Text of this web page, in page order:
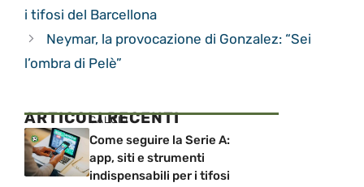
i tifosi del Barcellona
Neymar, la provocazione di Gonzalez: “Sei
l’ombra di Pelè”
ARTICOLI RECENTI
CALCIO
Come seguire la Serie A:
app, siti e strumenti
indispensabili per i tifosi